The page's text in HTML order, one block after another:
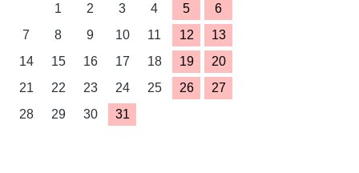
1
2 3 4 5
6
7
8 9 10 11 12
13
14
15 16 17 18 19
20
21
22 23 24 25 26
27
28
29 30 31